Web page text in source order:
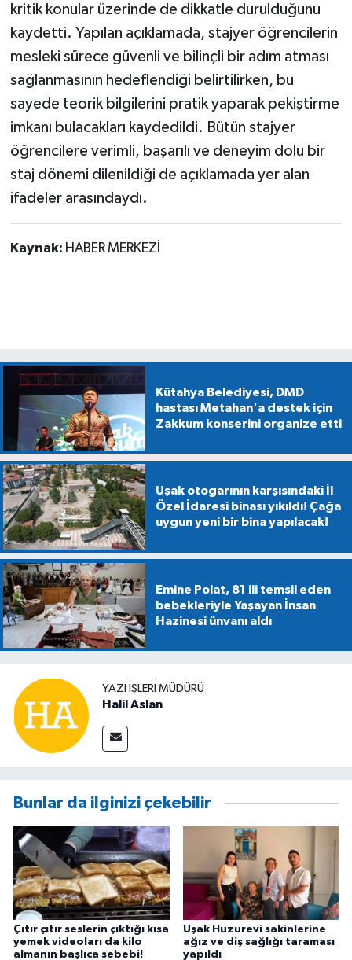
kritik konular üzerinde de dikkatle durulduğunu
kaydetti. Yapılan açıklamada, stajyer öğrencilerin
mesleki sürece güvenli ve bilinçli bir adım atması
sağlanmasının hedeflendiği belirtilirken, bu
sayede teorik bilgilerini pratik yaparak pekiştirme
imkanı bulacakları kaydedildi. Bütün stajyer
öğrencilere verimli, başarılı ve deneyim dolu bir
staj dönemi dilenildiği de açıklamada yer alan
ifadeler arasındaydı.
Kaynak: HABER MERKEZİ
Kütahya Belediyesi, DMD
hastası Metahan'a destek için
Zakkum konserini organize etti
Uşak otogarının karşısındaki İl
Özel İdaresi binası yıkıldı! Çağa
uygun yeni bir bina yapılacak!
Emine Polat, 81 ili temsil eden
bebekleriyle Yaşayan İnsan
Hazinesi ünvanı aldı
YAZI İŞLERİ MÜDÜRÜ
Halil Aslan
Bunlar da ilginizi çekebilir
Çıtır çıtır seslerin çıktığı kısa
yemek videoları da kilo
almanın başlıca sebebi!
Uşak Huzurevi sakinlerine
ağız ve diş sağlığı taraması
yapıldı